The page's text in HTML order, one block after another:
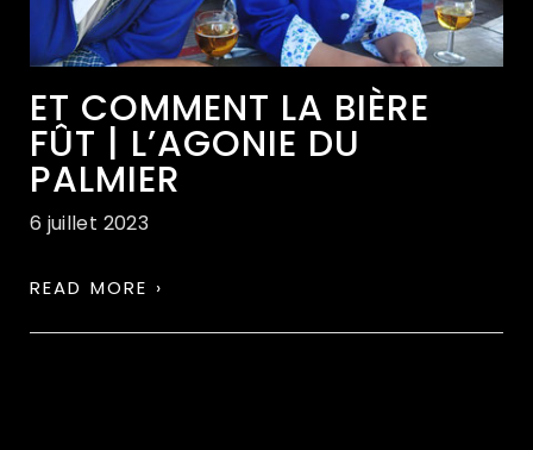
ET COMMENT LA BIÈRE
FÛT | L’AGONIE DU
PALMIER
6 juillet 2023
READ MORE ›